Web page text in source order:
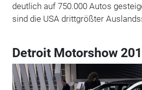
deutlich auf 750.000 Autos
sind die USA drittgrößter
Detroit Motorshow